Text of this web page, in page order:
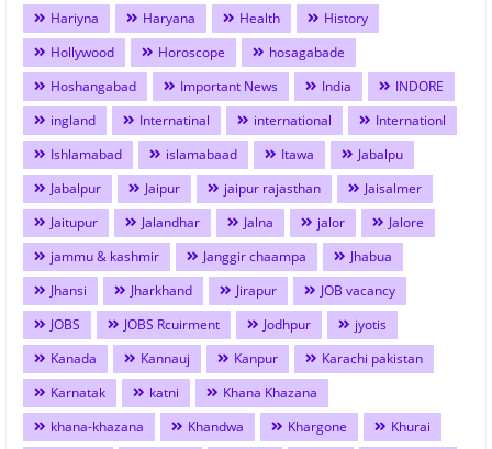
Hariyna Haryana Health
History
Hollywood
Horoscope
hosagabade
Hoshangabad
Important News India
INDORE
ingland
Internatinal international
Internationl
Ishlamabad
islamabaad Itawa
Jabalpu
Jabalpur
Jaipur jaipur rajasthan
Jaisalmer
Jaitupur
Jalandhar Jalna jalor
Jalore
jammu & kashmir
Janggir chaampa
Jhabua
Jhansi
Jharkhand Jirapur
JOB vacancy
JOBS
JOBS Rcuirment Jodhpur
jyotis
Kanada
Kannauj Kanpur
Karachi pakistan
Karnatak
katni
Khana Khazana
khana-khazana
Khandwa Khargone
Khurai